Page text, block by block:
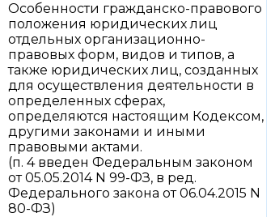
Особенности гражданско-правового
положения юридических лиц
отдельных организационно-
правовых форм, видов и типов, а
также юридических лиц, созданных
для осуществления деятельности в
определенных сферах,
определяются настоящим Кодексом,
другими законами и иными
правовыми актами.
(п. 4 введен Федеральным законом
от 05.05.2014 N 99-ФЗ, в ред.
Федерального закона от 06.04.2015 N
80-ФЗ)